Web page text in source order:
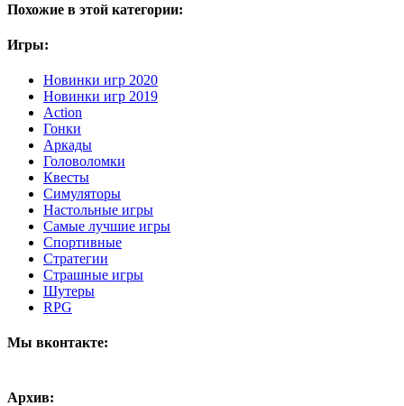
Похожие в этой категории:
Игры:
Новинки игр 2020
Новинки игр 2019
Action
Гонки
Аркады
Головоломки
Квесты
Симуляторы
Настольные игры
Самые лучшие игры
Спортивные
Стратегии
Страшные игры
Шутеры
RPG
Мы вконтакте:
Архив: